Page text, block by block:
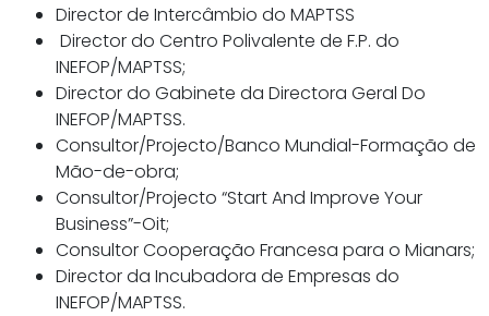
Director de Intercâmbio do MAPTSS
Director do Centro Polivalente de F.P. do
INEFOP/MAPTSS;
Director do Gabinete da Directora Geral Do
INEFOP/MAPTSS.
Consultor/Projecto/Banco Mundial-Formação de
Mão-de-obra;
Consultor/Projecto “Start And Improve Your
Business”-Oit;
Consultor Cooperação Francesa para o Mianars;
Director da Incubadora de Empresas do
INEFOP/MAPTSS.